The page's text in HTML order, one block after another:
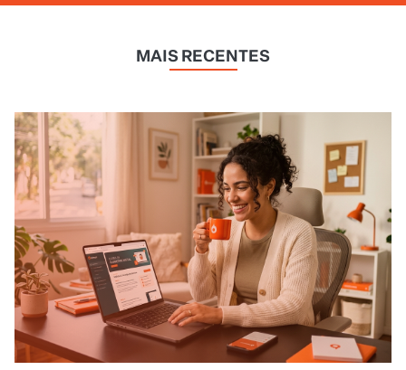
15/07/2026 EMPREENDEDORISMO DIGITAL
MVE (Melhor Experiência Viável): o
que é, como funciona e por que é
melhor do que esperar o produto
perfeito